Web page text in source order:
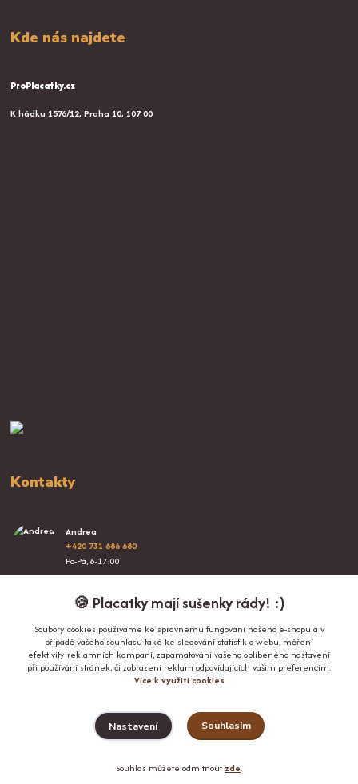
Kde nás najdete
ProPlacatky.cz
K hádku 1576/12, Praha 10, 107 00
Kontakty
Andrea
+420 731 686 680
Po-Pá, 8-17:00
Upravit sběr cookies.
🍪 Placatky mají sušenky rády! :)
Soubory cookies používáme ke správnému fungování našeho e-shopu a v
případě vašeho souhlasu také ke sledování statistik o webu, měření
efektivity reklamních kampaní, zapamatování vašeho oblíbeného nastavení
při používání stránek, či zobrazení reklam odpovídajících vašim preferencím.
Více k využití cookies
Nastavení Souhlasím
Souhlas můžete odmítnoutzde.